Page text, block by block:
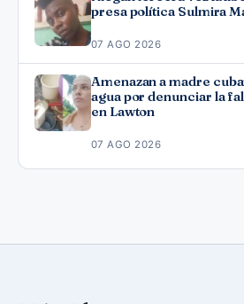
presa política Sulmira
07 AGO 2026
Amenazan a madre
agua por denunciar la
en Lawton
07 AGO 2026